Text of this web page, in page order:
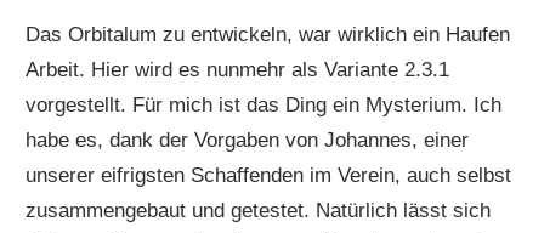
Das Orbitalum zu entwickeln, war wirklich ein Haufen
Arbeit. Hier wird es nunmehr als Variante 2.3.1
vorgestellt. Für mich ist das Ding ein Mysterium. Ich
habe es, dank der Vorgaben von Johannes, einer
unserer eifrigsten Schaffenden im Verein, auch selbst
zusammengebaut und getestet. Natürlich lässt sich